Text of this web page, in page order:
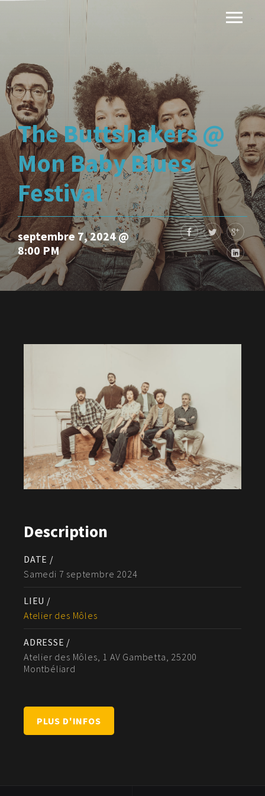
The Buttshakers @
Mon Baby Blues
Festival
septembre 7, 2024 @
8:00 PM
Description
DATE /
Samedi 7 septembre 2024
LIEU /
Atelier des Môles
ADRESSE /
Atelier des Môles, 1 AV Gambetta, 25200
Montbéliard
PLUS D'INFOS